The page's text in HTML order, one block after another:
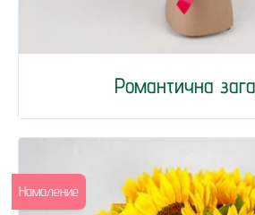
Романтична
Намаление